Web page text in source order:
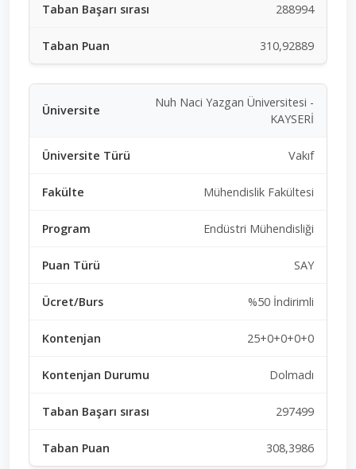
288994
310,92889
Nuh Naci Yazgan Üniversitesi -
KAYSERİ
Vakıf
Mühendislik Fakültesi
Endüstri Mühendisliği
SAY
%50 İndirimli
25+0+0+0+0
Dolmadı
297499
308,3986